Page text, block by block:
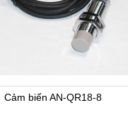
Cảm biến AN-QR18-8